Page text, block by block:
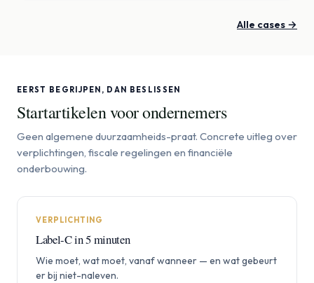
Alle cases →
EERST BEGRIJPEN, DAN BESLISSEN
Startartikelen voor ondernemers
Geen algemene duurzaamheids-praat. Concrete uitleg over
verplichtingen, fiscale regelingen en financiële
onderbouwing.
VERPLICHTING
Label-C in 5 minuten
Wie moet, wat moet, vanaf wanneer — en wat gebeurt
er bij niet-naleven.